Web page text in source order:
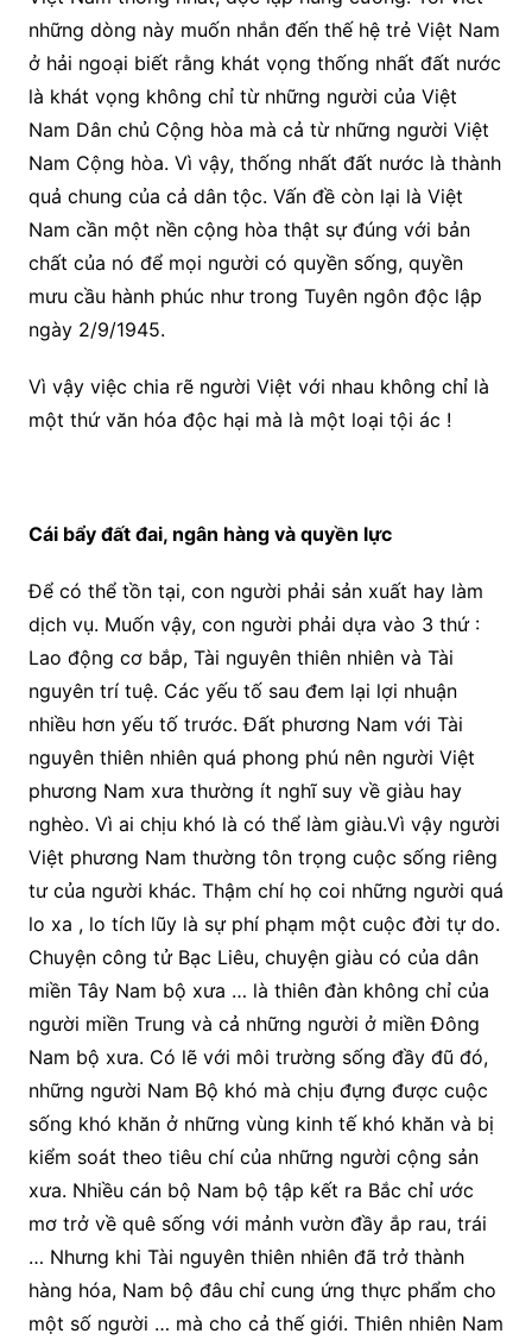
những dòng này muốn nhắn đến thế hệ trẻ Việt Nam
ở hải ngoại biết rằng khát vọng thống nhất đất nước
là khát vọng không chỉ từ những người của Việt
Nam Dân chủ Cộng hòa mà cả từ những người Việt
Nam Cộng hòa. Vì vậy, thống nhất đất nước là thành
quả chung của cả dân tộc. Vấn đề còn lại là Việt
Nam cần một nền cộng hòa thật sự đúng với bản
chất của nó để mọi người có quyền sống, quyền
mưu cầu hành phúc như trong Tuyên ngôn độc lập
ngày 2/9/1945.
Vì vậy việc chia rẽ người Việt với nhau không chỉ là
một thứ văn hóa độc hại mà là một loại tội ác !
Cái bẩy đất đai, ngân hàng và quyền lực
Để có thể tồn tại, con người phải sản xuất hay làm
dịch vụ. Muốn vậy, con người phải dựa vào 3 thứ :
Lao động cơ bắp, Tài nguyên thiên nhiên và Tài
nguyên trí tuệ. Các yếu tố sau đem lại lợi nhuận
nhiều hơn yếu tố trước. Đất phương Nam với Tài
nguyên thiên nhiên quá phong phú nên người Việt
phương Nam xưa thường ít nghĩ suy về giàu hay
nghèo. Vì ai chịu khó là có thể làm giàu.Vì vậy người
Việt phương Nam thường tôn trọng cuộc sống riêng
tư của người khác. Thậm chí họ coi những người quá
lo xa , lo tích lũy là sự phí phạm một cuộc đời tự do.
Chuyện công tử Bạc Liêu, chuyện giàu có của dân
miền Tây Nam bộ xưa … là thiên đàn không chỉ của
người miền Trung và cả những người ở miền Đông
Nam bộ xưa. Có lẽ với môi trường sống đầy đũ đó,
những người Nam Bộ khó mà chịu đựng được cuộc
sống khó khăn ở những vùng kinh tế khó khăn và bị
kiểm soát theo tiêu chí của những người cộng sản
xưa. Nhiều cán bộ Nam bộ tập kết ra Bắc chỉ ước
mơ trở về quê sống với mảnh vườn đầy ắp rau, trái
… Nhưng khi Tài nguyên thiên nhiên đã trở thành
hàng hóa, Nam bộ đâu chỉ cung ứng thực phẩm cho
một số người … mà cho cả thế giới. Thiên nhiên Nam